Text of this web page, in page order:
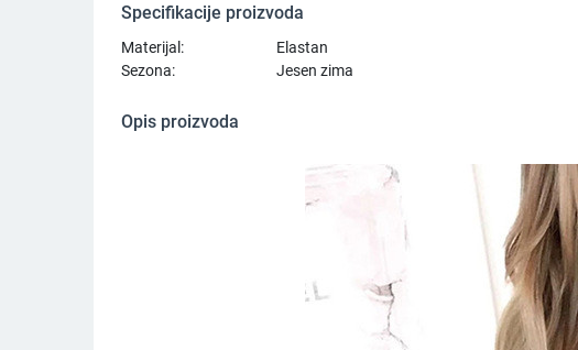
Specifikacije proizvoda
Materijal: Elastan
Sezona:
Jesen zima
Opis proizvoda